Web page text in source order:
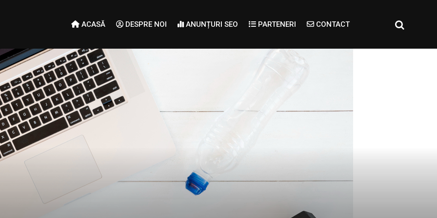
ACASĂ DESPRE NOI ANUNȚURI SEO PARTENERI CONTACT